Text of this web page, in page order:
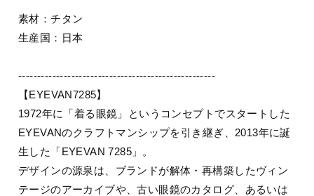
素材：チタン
生産国：日本
----------------------------------------------------
【EYEVAN7285】
1972年に「着る眼鏡」というコンセプトでスタートした
EYEVANのクラフトマンシップを引き継ぎ、2013年に誕
生した「EYEVAN 7285」。
デザインの源泉は、ブランドが解体・再構築したヴィン
テージのアーカイブや、古い眼鏡のカタログ、あるいは